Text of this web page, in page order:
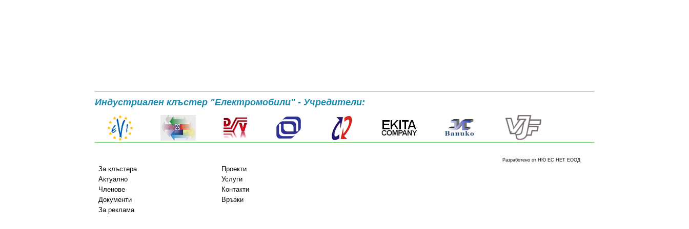
Индустриален клъстер "Електромобили" - Учредители:
За клъстера
Проекти
Актуално
Услуги
Членове
Контакти
Документи
Връзки
За реклама
Разработено от НЮ ЕС НЕТ ЕООД